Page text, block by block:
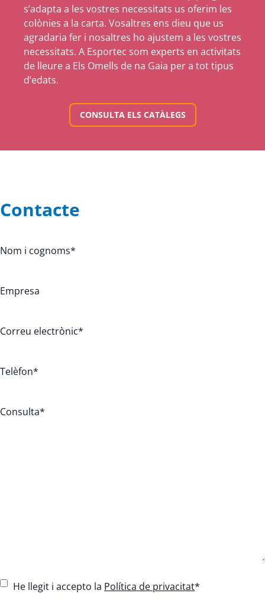
s’adapta a les vostres necessitats us oferim les
colònies a la carta. Vosaltres ens dieu que us
agradaria fer i nosaltres ho ajustem a les vostres
necessitats. A Esportec som experts en activitats
de lleure a Els Omells de na Gaia per a tot tipus
d’edats.
CONSULTA ELS CATÀLEGS
Contacte
Nom i cognoms*
Empresa
Correu electrònic*
Telèfon*
Consulta*
C
He llegit i accepto la Política de privacitat*